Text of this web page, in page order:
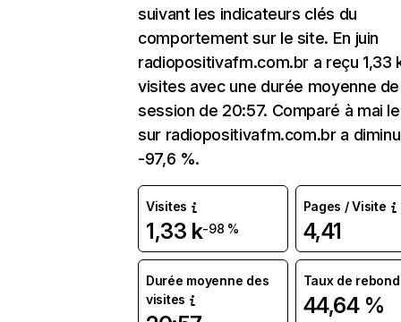
suivant les indicateurs clés du
comportement sur le site. En juin
radiopositivafm.com.br a reçu 1,33
visites avec une durée moyenne
session de 20:57. Comparé à mai
sur radiopositivafm.com.br a
-97,6 %.
Visites
1,33 k-98 %
Pages / Visite
4,41
Durée moyenne des
visites
Taux de rebond
44,64 %